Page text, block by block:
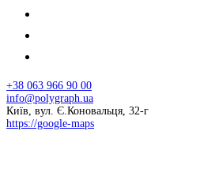
+38 063 966 90 00
info@polygraph.ua
Київ, вул. Є.Коновальця, 32-г
https://google-maps